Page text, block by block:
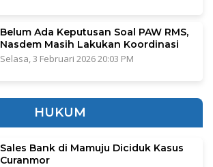
Belum Ada Keputusan Soal PAW RMS,
Nasdem Masih Lakukan Koordinasi
Selasa, 3 Februari 2026 20:03 PM
HUKUM
Sales Bank di Mamuju Diciduk Kasus
Curanmor